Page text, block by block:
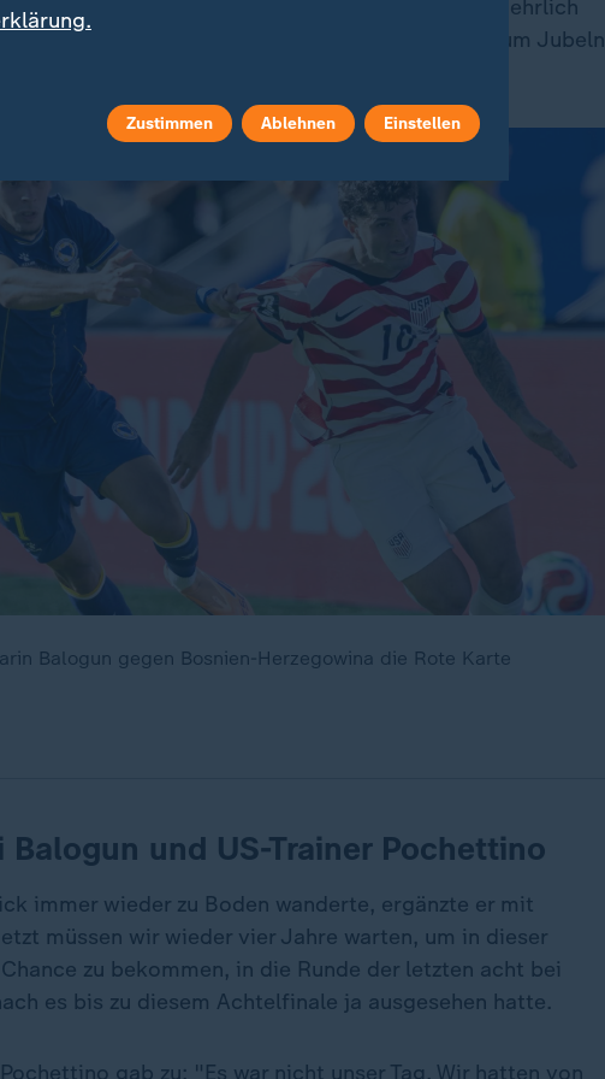
Balogun von dem Gespräch. "Ich kann nur ehrlich
diesmal haben wir den Leuten nicht viel zum Jubeln
Balogun gegen Bosnien-Herzegowina die Rote Karte
und US-Trainer Pochettino
immer wieder zu Boden wanderte, ergänzte er mit
müssen wir wieder vier Jahre warten, um in dieser
zu bekommen, in die Runde der letzten acht bei
es bis zu diesem Achtelfinale ja ausgesehen hatte.
gab zu: "Es war nicht unser Tag. Wir hatten von
Zustimmen Ablehnen Einstellen